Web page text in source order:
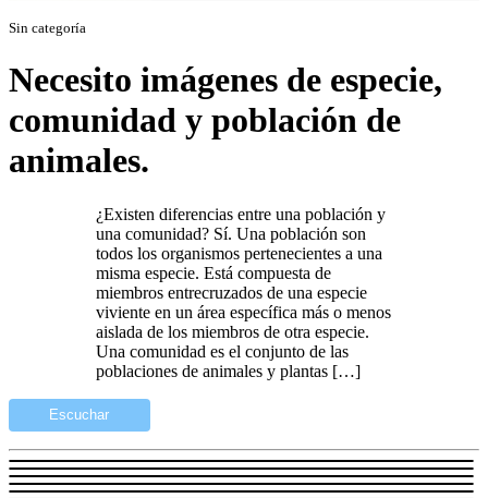
Sin categoría
Necesito imágenes de especie,
comunidad y población de
animales.
¿Existen diferencias entre una población y
una comunidad? Sí. Una población son
todos los organismos pertenecientes a una
misma especie. Está compuesta de
miembros entrecruzados de una especie
viviente en un área específica más o menos
aislada de los miembros de otra especie.
Una comunidad es el conjunto de las
poblaciones de animales y plantas […]
Escuchar